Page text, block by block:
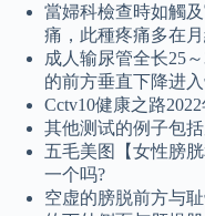
當婦科檢查時如觸
痛，此種疼痛多在
成人输尿管全长25
的前方垂直下降进入
Cctv10健康之路
其他测试的例子包
五毛美图【女性膀
一个吗?
空虚的膀脱前方与